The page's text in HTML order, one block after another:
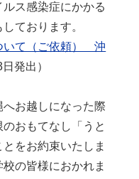
ス感染症にかかる
ております。
いて（ご依頼） 沖
発出）
お越しになった際
おもてなし「うと
をお約束いたしま
の皆様におかれま